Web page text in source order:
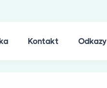
Kontakt Odkazy